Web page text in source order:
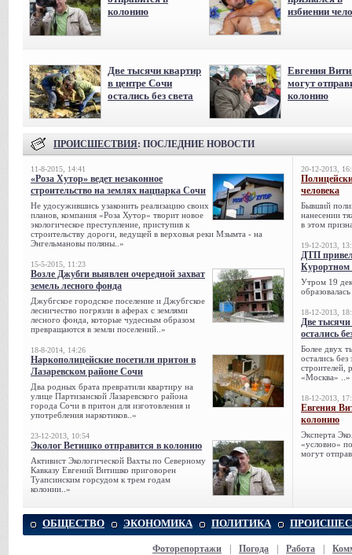
колонию
избиении
Две тысячи квартир
в центре Сочи
остались без света
Евгения
могут
колонию
ПРОИСШЕСТВИЯ: ПОСЛЕДНИЕ НОВОСТИ
11-8-2015, 14:41
«Роза Хутор» ведет незаконное
строительство на землях нацпарка Сочи
Не удосужившись узаконить реализацию своих
планов, компания «Роза Хутор» творит новое
экологическое преступление, приступив к
строительству дороги, ведущей в верховья реки Мзымта - на
Энгельмановы поляны..»
15-5-2015, 11:23
Возле Джубги выявлен очередной захват
земель лесного фонда
Джубгское городское поселение и Джубгское
лесничество погрязли в аферах с землями
лесного фонда, которые чудесным образом
превращаются в земли поселений..»
18-8-2014, 14:26
Наркополицейские посетили притон в
Лазаревском районе Сочи
Два родных брата превратили квартиру на
улице Партизанской Лазаревского района
города Сочи в притон для изготовления и
употребления наркотиков..»
23-12-2013, 10:54
Эколог Ветишко отправится в колонию
Активист Экологической Вахты по Северному
Кавказу Евгений Витишко приговорен
Туапсинским горсудом к трем годам
колонии..»
20-12-2013,
человека
Бывший
нанесении
в этом
19-12-2013,
ДТП
Курортном
Утром 19
18-12-2013,
Две
остались
Более двух
остались
строителей,
«Москва» ..»
18-12-2013,
Евгения
колонию
Эксперта
«условно»
могут
ОБЩЕСТВО ЭКОНОМИКА ПОЛИТИКА
Фоторепортажи Погода Работа